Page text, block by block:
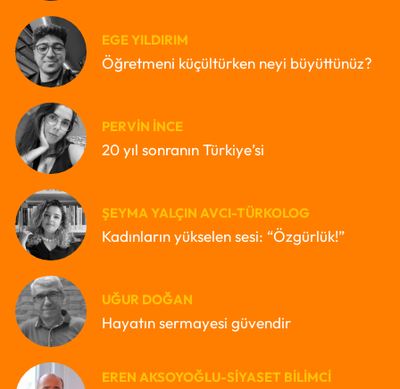
EGE YILDIRIM
Öğretmeni küçültürken neyi büyüttünüz?
PERVIN İNCE
20 yıl sonranın Türkiye’si
ŞEYMA YALÇIN AVCI-TÜRKOLOG
Kadınların yükselen sesi: “Özgürlük!”
UĞUR DOĞAN
Hayatın sermayesi güvendir
EREN AKSOYOĞLU-SIYASET BILIMCI